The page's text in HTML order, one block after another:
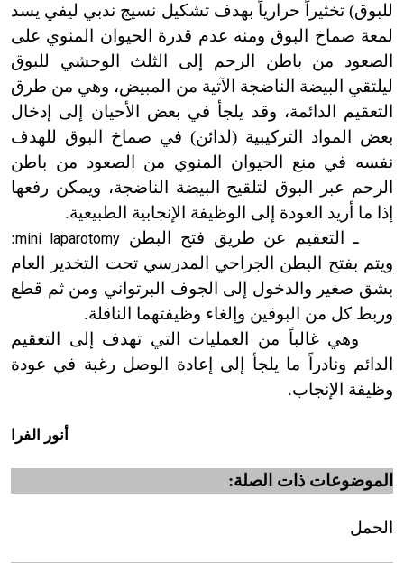
للبوق) تخثيراً حرارياً بهدف تشكيل نسيج ندبي ليفي يسد
لمعة صماخ البوق ومنه عدم قدرة الحيوان المنوي على
الصعود من باطن الرحم إلى الثلث الوحشي للبوق
ليلتقي البيضة الناضجة الآتية من المبيض، وهي من طرق
التعقيم الدائمة، وقد يلجأ في بعض الأحيان إلى إدخال
بعض المواد التركيبية (لدائن) في صماخ البوق للهدف
نفسه في منع الحيوان المنوي من الصعود من باطن
الرحم عبر البوق لتلقيح البيضة الناضجة، ويمكن رفعها
إذا ما أريد العودة إلى الوظيفة الإنجابية الطبيعية.
ـ التعقيم عن طريق فتح البطنmini laparotomy
:
ويتم بفتح البطن الجراحي المدرسي تحت التخدير العام
بشق صغير والدخول إلى الجوف البرتواني ومن ثم قطع
وربط كل من البوقين وإلغاء وظيفتهما الناقلة.
وهي غالباً من العمليات التي تهدف إلى التعقيم
الدائم ونادراً ما يلجأ إلى إعادة الوصل رغبة في عودة
وظيفة الإنجاب.
أنور الفرا
الموضوعات ذات الصلة:
الحمل